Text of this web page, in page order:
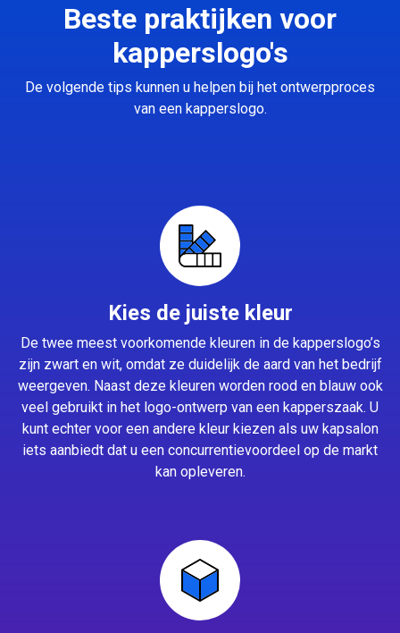
Beste praktijken voor
kapperslogo's
De volgende tips kunnen u helpen bij het ontwerpproces
van een kapperslogo.
Kies de juiste kleur
De twee meest voorkomende kleuren in de kapperslogo’s
zijn zwart en wit, omdat ze duidelijk de aard van het bedrijf
weergeven. Naast deze kleuren worden rood en blauw ook
veel gebruikt in het logo-ontwerp van een kapperszaak. U
kunt echter voor een andere kleur kiezen als uw kapsalon
iets aanbiedt dat u een concurrentievoordeel op de markt
kan opleveren.